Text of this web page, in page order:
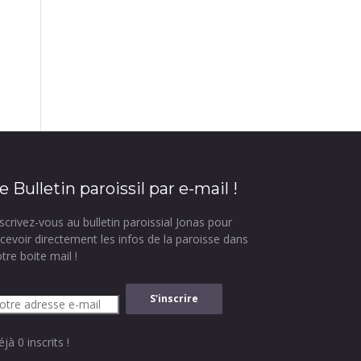
Bulletin paroissil par e-mail !
vous au bulletin paroissial Jonas pour
directement les infos de la paroisse dans
boite mail !
0 inscrits !